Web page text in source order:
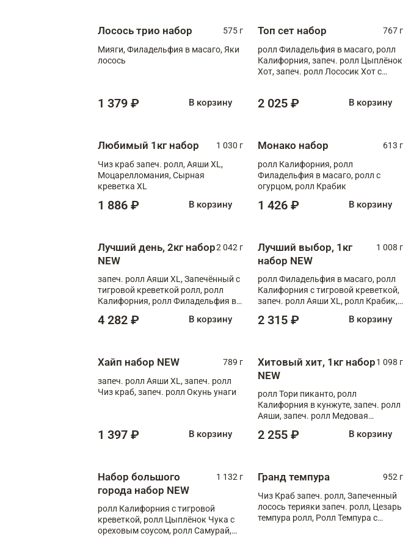
Лосось трио набор
575 г
Мияги, Филадельфия в масаго, Яки
лосось
1 379 ₽ В корзину
Топ сет набор
767 г
ролл Филадельфия в масаго, ролл
Калифорния, запеч. ролл Цыплёнок
Хот, запеч. ролл Лососик Хот с
2 025 ₽ В корзину
Любимый 1кг набор
1 030 г
Чиз краб запеч. ролл, Аяши XL,
Моцарелломания, Сырная
креветка XL
1 886 ₽ В корзину
Монако набор
613 г
ролл Калифорния, ролл
Филадельфия в масаго, ролл с
огурцом, ролл Крабик
1 426 ₽ В корзину
Лучший день, 2кг набор
NEW
2 042 г
запеч. ролл Аяши XL, Запечённый с
тигровой креветкой ролл, ролл
Калифорния, ролл Филадельфия в
запеч. ролл Моцарелломания, ролл
4 282 ₽ В корзину
Лучший выбор, 1кг
набор NEW
1 008 г
ролл Филадельфия в масаго, ролл
Калифорния с тигровой креветкой,
запеч. ролл Аяши XL, ролл Крабик,
2 315 ₽ В корзину
Хайп набор NEW
789 г
запеч. ролл Аяши XL, запеч. ролл
Чиз краб, запеч. ролл Окунь унаги
1 397 ₽ В корзину
Хитовый хит, 1кг набор
NEW
1 098 г
ролл Тори пиканто, ролл
Калифорния в кунжуте, запеч. ролл
Аяши, запеч. ролл Медовая
чукой
2 255 ₽ В корзину
Набор большого
города набор NEW
1 132 г
ролл Калифорния с тигровой
креветкой, ролл Цыплёнок Чука с
ореховым соусом, ролл Самурай,
Гранд темпура
952 г
Чиз Краб запеч. ролл, Запеченный
лосось терияки запеч. ролл, Цезарь
темпура ролл, Ролл Темпура с